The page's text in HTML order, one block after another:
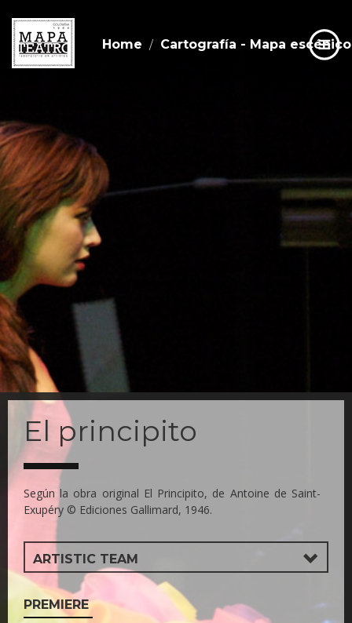
Skip
content
Home Cartografía - Mapa escénico
El principito
Según la obra original El Principito, de Antoine de Saint-
Exupéry © Ediciones Gallimard, 1946.
ARTISTIC TEAM
PREMIERE